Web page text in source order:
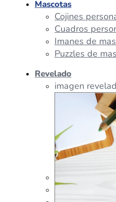
Tazas
Mascotas
Cojines
Cuadros
Imanes de
Puzzles de
Revelado
imagen